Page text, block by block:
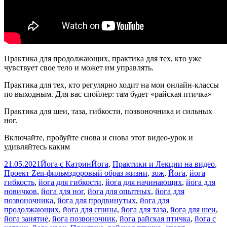
Практика для продолжающих, практика для тех, кто уже
чувствует свое тело и может им управлять.
Практика для тех, кто регулярно ходит на мои онлайн-классы
по выходным. Для вас спойлер: там будет «райская птичка»
Практика для шеи, таза, гибкости, позвоночника и сильных
ног.
Включайте, пробуйте снова и снова этот видео-урок и
удивляйтесь каким
Опубликовано
21.05.2021Автор
Йога c КатринРубрики
Йога, Практики и Лекции на видео,
Проект Zen-фильмМетки
здоровый образ жизни, зож, Йога, йога
гибкость, йога для гибкости, йога для начинающих, йога для
новичков, йога для ног, йога для опытных, йога для
позвоночника, йога для продвинутых, йога для
продолжающих, йога для спины, йога для таза, йога для шеи,
йога занятие, йога позвоночник, йога райская птичка, йога с